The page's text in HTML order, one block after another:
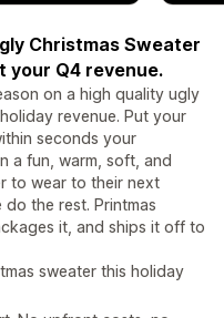
Christmas Sweater
your Q4 revenue.
on a high quality ugly
revenue. Put your
seconds your
a fun, warm, soft, and
to wear to their next
the rest. Printmas
it, and ships it off to
sweater this holiday